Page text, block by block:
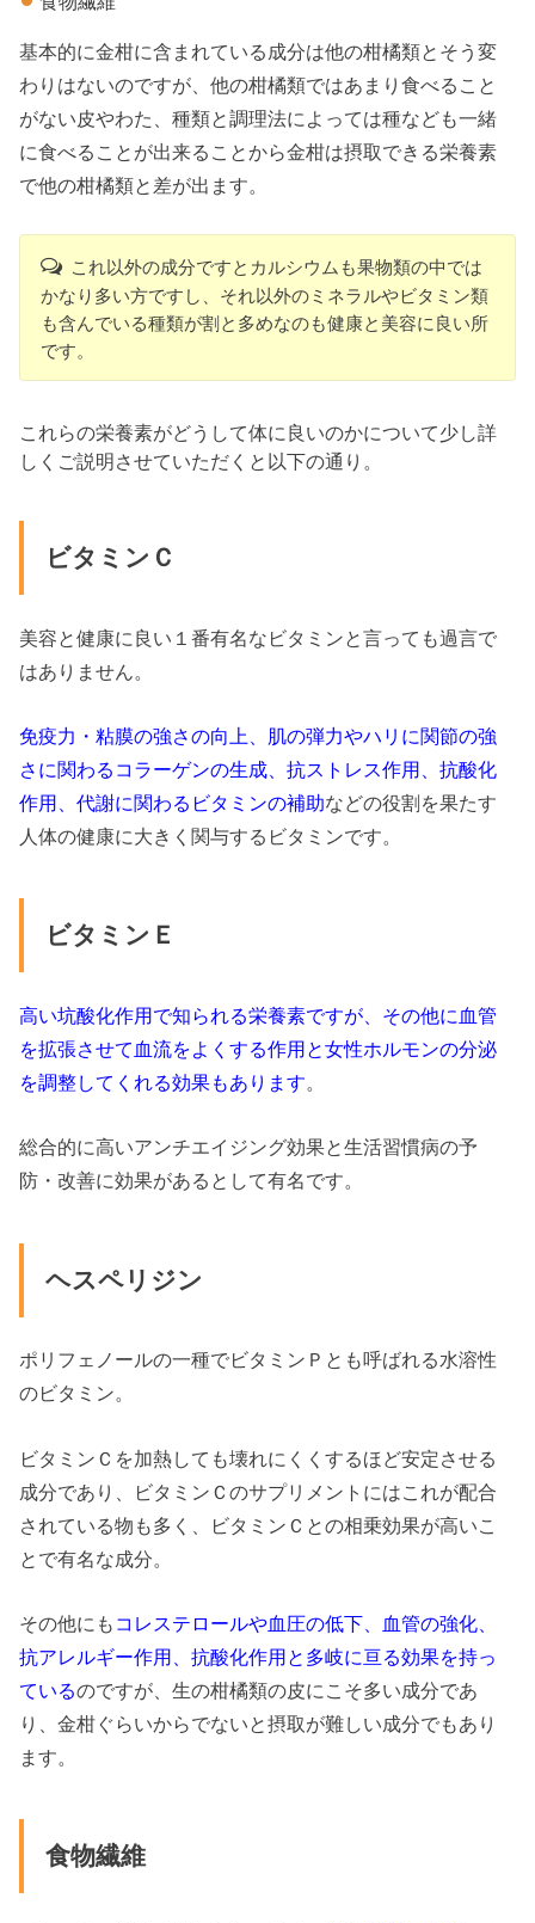
基本的に金柑に含まれている成分は他の柑橘類とそう変
わりはないのですが、他の柑橘類ではあまり食べること
がない皮やわた、種類と調理法によっては種なども一緒
に食べることが出来ることから金柑は摂取できる栄養素
で他の柑橘類と差が出ます。
これ以外の成分ですとカルシウムも果物類の中では
かなり多い方ですし、それ以外のミネラルやビタミン類
も含んでいる種類が割と多めなのも健康と美容に良い所
です。
これらの栄養素がどうして体に良いのかについて少し詳
しくご説明させていただくと以下の通り。
ビタミンＣ
美容と健康に良い１番有名なビタミンと言っても過言で
はありません。
免疫力・粘膜の強さの向上、肌の弾力やハリに関節の強
さに関わるコラーゲンの生成、抗ストレス作用、抗酸化
作用、代謝に関わるビタミンの補助などの役割を果たす
人体の健康に大きく関与するビタミンです。
ビタミンＥ
高い坑酸化作用で知られる栄養素ですが、その他に血管
を拡張させて血流をよくする作用と女性ホルモンの分泌
を調整してくれる効果もあります。
総合的に高いアンチエイジング効果と生活習慣病の予
防・改善に効果があるとして有名です。
ヘスペリジン
ポリフェノールの一種でビタミンＰとも呼ばれる水溶性
のビタミン。
ビタミンＣを加熱しても壊れにくくするほど安定させる
成分であり、ビタミンＣのサプリメントにはこれが配合
されている物も多く、ビタミンＣとの相乗効果が高いこ
とで有名な成分。
その他にも コレステロールや血圧の低下、血管の強化、
抗アレルギー作用、抗酸化作用と多岐に亘る効果を持っ
ているのですが、生の柑橘類の皮にこそ多い成分であ
り、金柑ぐらいからでないと摂取が難しい成分でもあり
ます。
食物繊維